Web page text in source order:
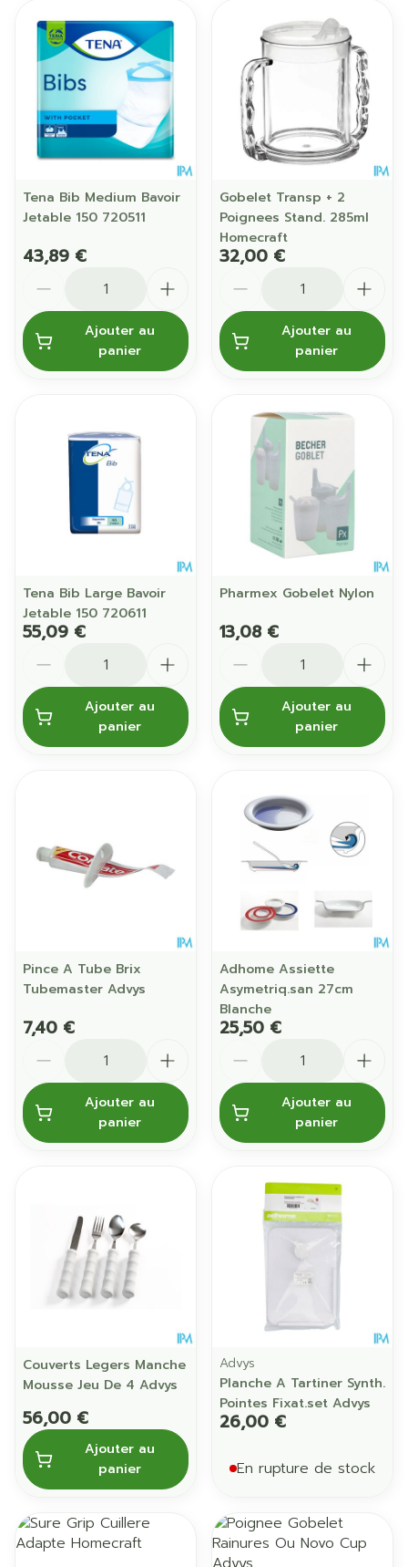
Tena Bib Medium Bavoir
Jetable 150 720511
43,89 €
Ajouter au
panier
Gobelet Transp + 2
Poignees Stand. 285ml
Homecraft
32,00 €
Ajouter au
panier
Tena Bib Large Bavoir
Jetable 150 720611
55,09 €
Ajouter au
panier
Pharmex Gobelet Nylon
13,08 €
Ajouter au
panier
Pince A Tube Brix
Tubemaster Advys
7,40 €
Ajouter au
panier
Adhome Assiette
Asymetriq.san 27cm
Blanche
25,50 €
Ajouter au
panier
Couverts Legers Manche
Mousse Jeu De 4 Advys
56,00 €
Ajouter au
panier
Advys
Planche A Tartiner Synth.
Pointes Fixat.set Advys
26,00 €
En rupture de stock